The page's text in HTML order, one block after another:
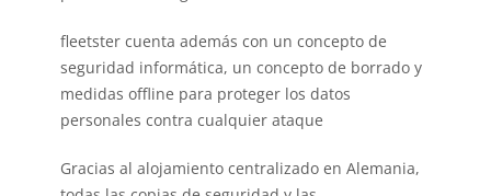
fleetster cuenta además con un concepto de
seguridad informática, un concepto de borrado y
medidas offline para proteger los datos
personales contra cualquier ataque
Gracias al alojamiento centralizado en Alemania,